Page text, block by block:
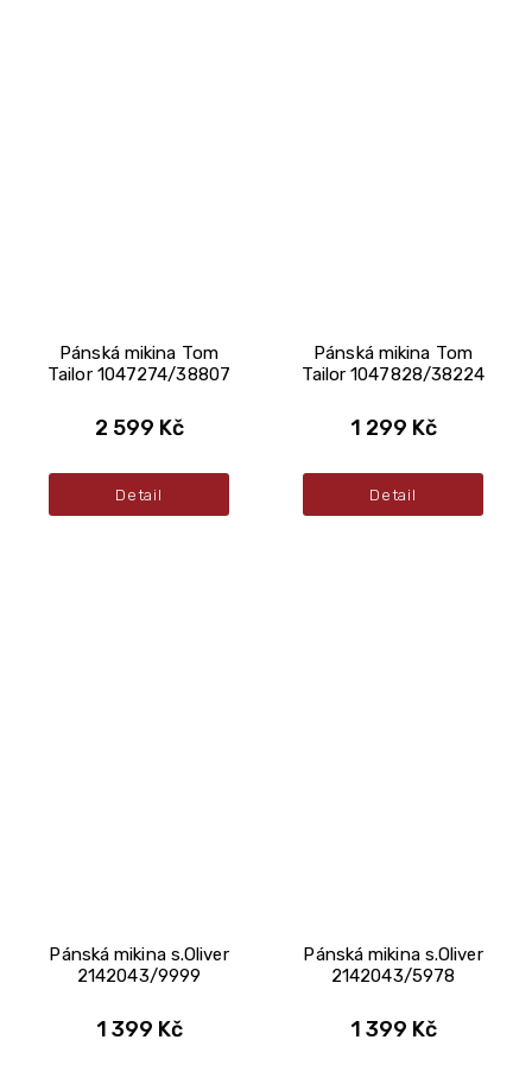
Pánská mikina Tom
Tailor 1047274/38807
2 599 Kč
Detail
Pánská mikina Tom
Tailor 1047828/38224
1 299 Kč
Detail
Pánská mikina s.Oliver
2142043/9999
1 399 Kč
Pánská mikina s.Oliver
2142043/5978
1 399 Kč